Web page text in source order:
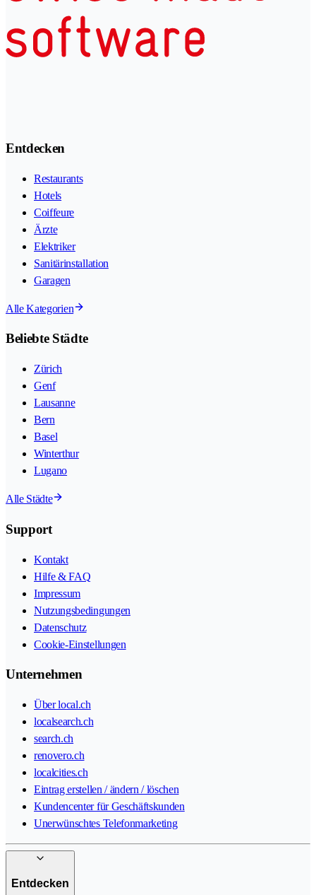
Entdecken
Restaurants
Hotels
Coiffeure
Ärzte
Elektriker
Sanitärinstallation
Garagen
Alle Kategorien
Beliebte Städte
Zürich
Genf
Lausanne
Bern
Basel
Winterthur
Lugano
Alle Städte
Support
Kontakt
Hilfe & FAQ
Impressum
Nutzungsbedingungen
Datenschutz
Cookie-Einstellungen
Unternehmen
Über local.ch
localsearch.ch
search.ch
renovero.ch
localcities.ch
Eintrag erstellen / ändern / löschen
Kundencenter für Geschäftskunden
Unerwünschtes Telefonmarketing
Entdecken